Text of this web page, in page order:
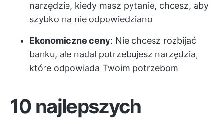
narzędzie, kiedy masz pytanie, chcesz, aby
szybko na nie odpowiedziano
Ekonomiczne ceny: Nie chcesz rozbijać
banku, ale nadal potrzebujesz narzędzia,
które odpowiada Twoim potrzebom
10 najlepszych